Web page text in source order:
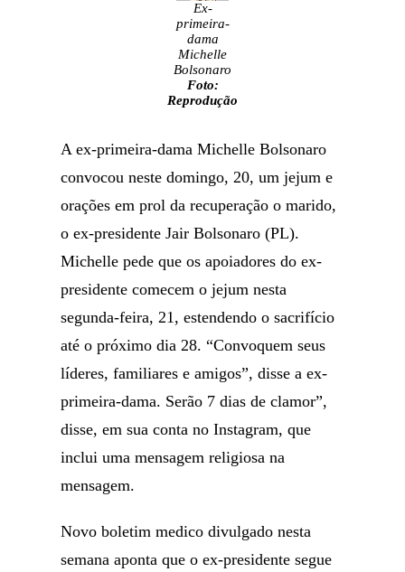
Ex-
primeira-
dama
Michelle
Bolsonaro
Foto:
Reprodução
A ex-primeira-dama Michelle Bolsonaro
convocou neste domingo, 20, um jejum e
orações em prol da recuperação o marido,
o ex-presidente Jair Bolsonaro (PL).
Michelle pede que os apoiadores do ex-
presidente comecem o jejum nesta
segunda-feira, 21, estendendo o sacrifício
até o próximo dia 28. “Convoquem seus
líderes, familiares e amigos”, disse a ex-
primeira-dama. Serão 7 dias de clamor”,
disse, em sua conta no Instagram, que
inclui uma mensagem religiosa na
mensagem.
Novo boletim medico divulgado nesta
semana aponta que o ex-presidente segue